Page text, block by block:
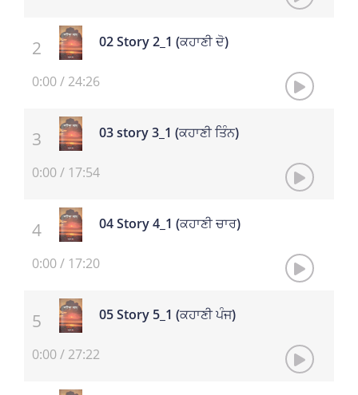
02 Story 2_1 (ਕਹਾਣੀ ਦੋ)
0:00/ 24:26
03 story 3_1 (ਕਹਾਣੀ ਤਿੰਨ)
0:00/ 17:54
04 Story 4_1 (ਕਹਾਣੀ ਚਾਰ)
0:00/ 17:20
05 Story 5_1 (ਕਹਾਣੀ ਪੰਜ)
0:00/ 27:22